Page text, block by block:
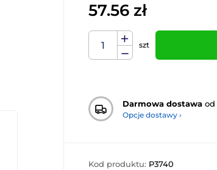
57.56 zł
szt
Darmowa dostawa od
Opcje dostawy ›
Kod produktu: P3740